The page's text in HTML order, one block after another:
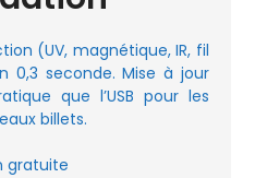
(UV, magnétique, IR, fil
0,3 seconde. Mise à jour
que l’USB pour les
billets.
gratuite